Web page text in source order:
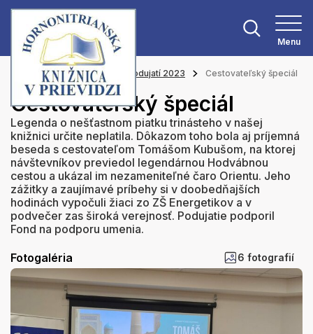
Menu
Hlavná stránka Z našich podujatí 2023 Cestovateľský špeciál
Cestovateľský špeciál
Legenda o nešťastnom piatku trinásteho v našej
knižnici určite neplatila. Dôkazom toho bola aj príjemná
beseda s cestovateľom Tomášom Kubušom, na ktorej
návštevníkov previedol legendárnou Hodvábnou
cestou a ukázal im nezameniteľné čaro Orientu. Jeho
zážitky a zaujímavé príbehy si v doobedňajších
hodinách vypočuli žiaci zo ZŠ Energetikov a v
podvečer zas široká verejnosť. Podujatie podporil
Fond na podporu umenia.
Fotogaléria 6 fotografií